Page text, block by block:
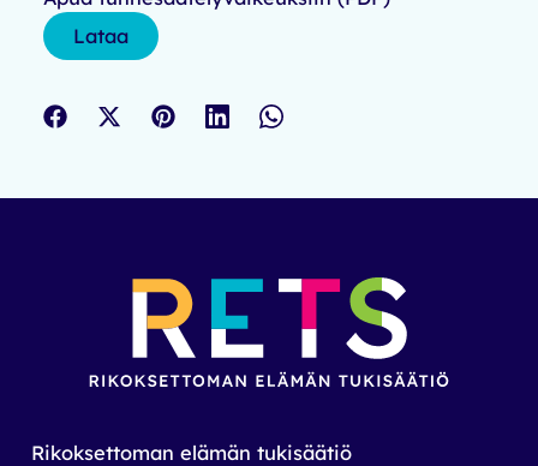
Lataa
Rikoksettoman elämän tukisäätiö